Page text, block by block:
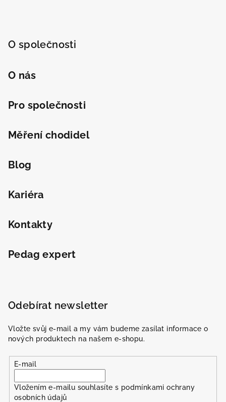
O společnosti
O nás
Pro společnosti
Měření chodidel
Blog
Kariéra
Kontakty
Pedag expert
Odebírat newsletter
Vložte svůj e-mail a my vám budeme zasílat informace o
nových produktech na našem e-shopu.
E-mail
Vložením e-mailu souhlasíte s podmínkami ochrany
osobních údajů
Powered by chaterimo